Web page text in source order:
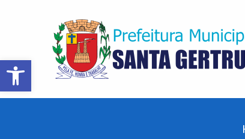
Barra de Ferramentas Aberta